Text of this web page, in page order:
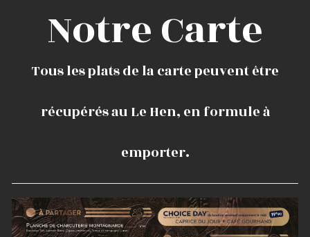
Notre Carte
Tous les plats de la carte peuvent être
récupérés au Le Hen, en formule à
emporter.